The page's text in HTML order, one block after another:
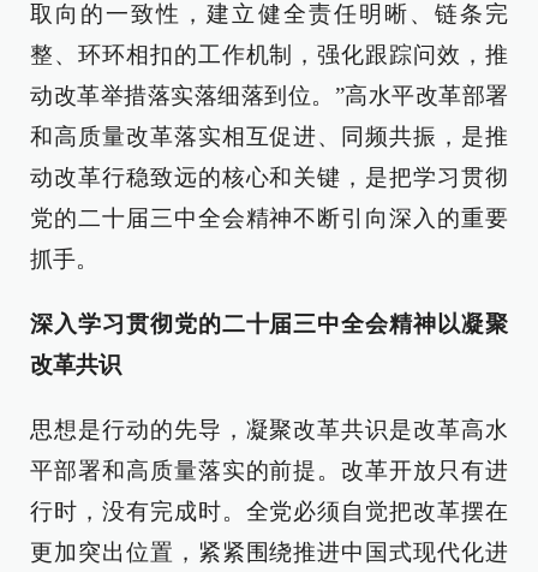
取向的一致性，建立健全责任明晰、链条完
整、环环相扣的工作机制，强化跟踪问效，推
动改革举措落实落细落到位。”高水平改革部署
和高质量改革落实相互促进、同频共振，是推
动改革行稳致远的核心和关键，是把学习贯彻
党的二十届三中全会精神不断引向深入的重要
抓手。
深入学习贯彻党的二十届三中全会精神以凝聚
改革共识
思想是行动的先导，凝聚改革共识是改革高水
平部署和高质量落实的前提。改革开放只有进
行时，没有完成时。全党必须自觉把改革摆在
更加突出位置，紧紧围绕推进中国式现代化进